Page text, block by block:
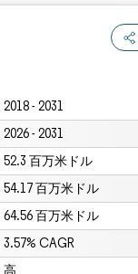
2018 - 2031
2026 - 2031
52.3 百万米ドル
54.17 百万米ドル
64.56 百万米ドル
3.57% CAGR
高